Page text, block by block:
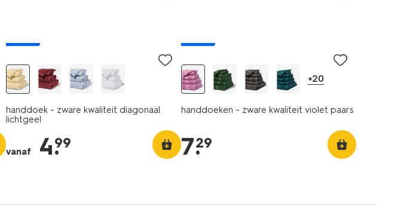
handdoek - zware kwaliteit diagonaal
lichtgeel
vanaf 4.
99
+20
handdoeken - zware kwaliteit violet paars
7.
29